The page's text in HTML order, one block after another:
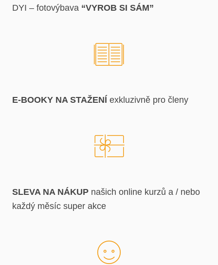
DYI – fotovýbava “VYROB SI SÁM”
E-BOOKY NA STAŽENÍ exkluzivně pro členy
SLEVA NA NÁKUP našich online kurzů a / nebo
každý měsíc super akce